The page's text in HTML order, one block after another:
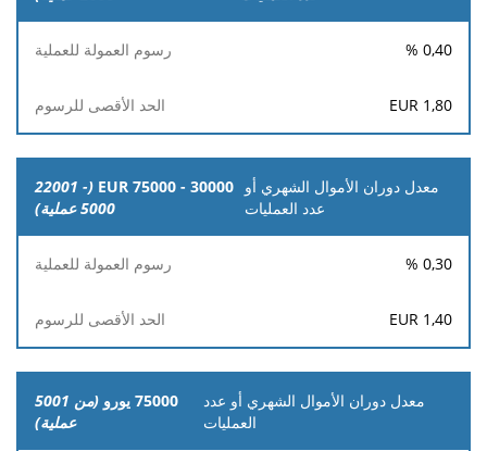
0,40
%
1,80
EUR
30000 - 75000 EUR
(22001 -
5000 عملية)
0,30
%
1,40
EUR
75000 يورو
(من 5001
عملية)